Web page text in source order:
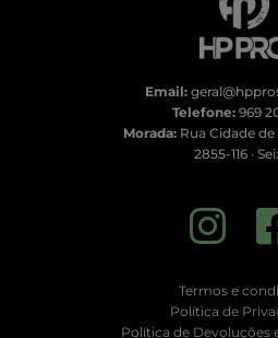
Email:
Telefone: 969
Morada:Rua Cidade de
2855-116 ·
Termos e
Política de
Política de Devoluções